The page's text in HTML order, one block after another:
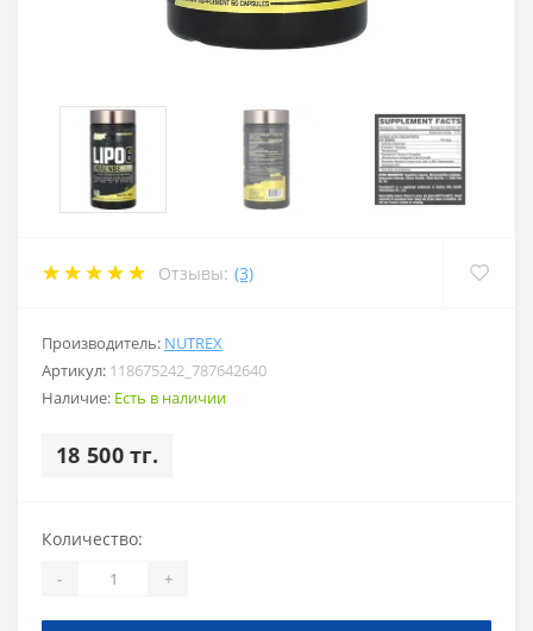
Отзывы: (3)
Производитель: NUTREX
Артикул: 118675242_787642640
Наличие: Есть в наличии
18 500 тг.
Количество:
- +